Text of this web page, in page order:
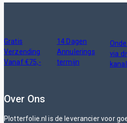
Gratis
Verzending
Vanaf €75,-
14 Dagen
Annulerings
termijn
via
Over Ons
Plotterfolie.nl is de leverancier voor